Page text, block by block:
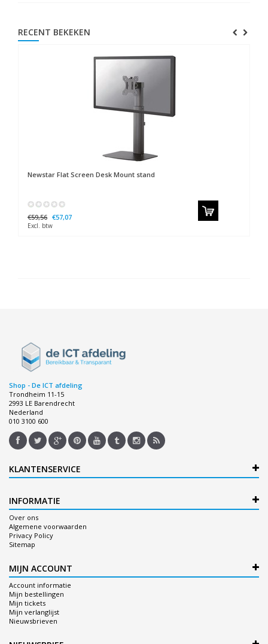
RECENT BEKEKEN
Newstar Flat Screen Desk Mount stand
€59,56 €57,07
Excl. btw
Shop - De ICT afdeling
Trondheim 11-15
2993 LE Barendrecht
Nederland
010 3100 600
KLANTENSERVICE
INFORMATIE
Over ons
Algemene voorwaarden
Privacy Policy
Sitemap
MIJN ACCOUNT
Account informatie
Mijn bestellingen
Mijn tickets
Mijn verlanglijst
Nieuwsbrieven